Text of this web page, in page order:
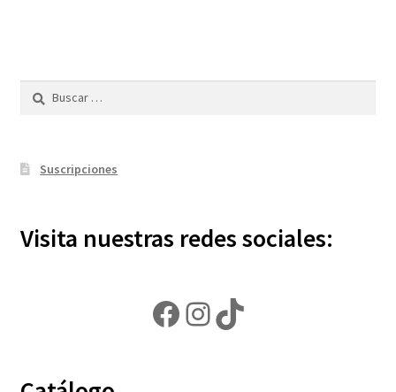
Suscripciones
Visita nuestras redes sociales:
Facebook
Instagram
TikTok